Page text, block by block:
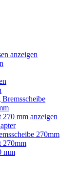
anzeigen
mm anzeigen
270mm
270mm
mm